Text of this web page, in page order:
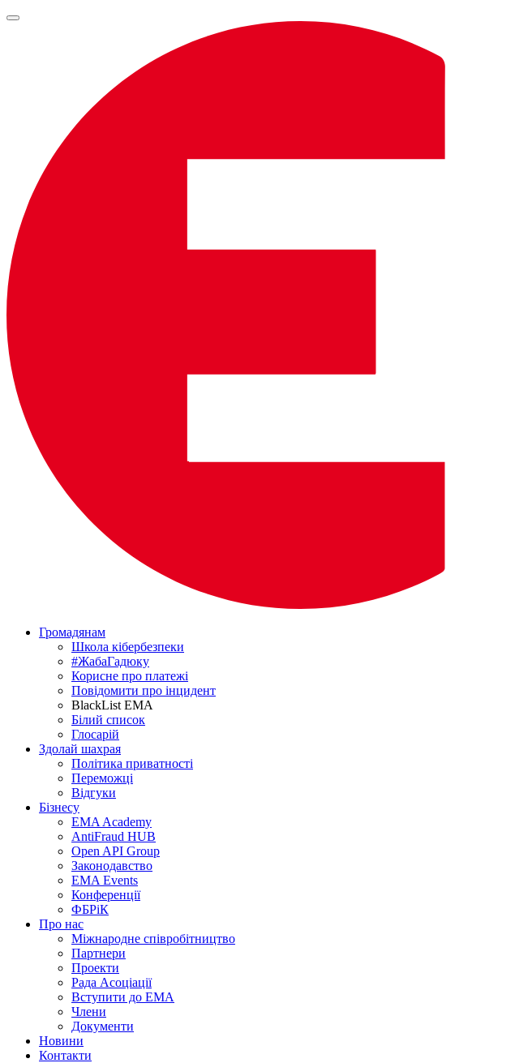
Громадянам
Школа кібербезпеки
#ЖабаГадюку
Корисне про платежі
Повідомити про інцидент
BlackList EMA
Білий список
Глосарій
Здолай шахрая
Політика приватності
Переможцi
Відгуки
Бізнесу
EMA Academy
AntiFraud HUB
Open API Group
Законодавство
EMA Events
Конференції
ФБРіК
Про нас
Міжнародне співробітництво
Партнери
Проекти
Рада Асоціації
Вступити до ЕМА
Члени
Документи
Новини
Контакти